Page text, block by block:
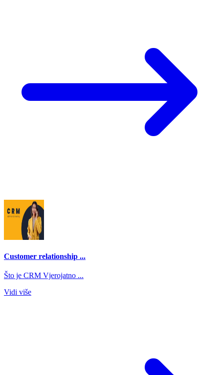
Customer relationship ...
Što je CRM Vjerojatno ...
Vidi više